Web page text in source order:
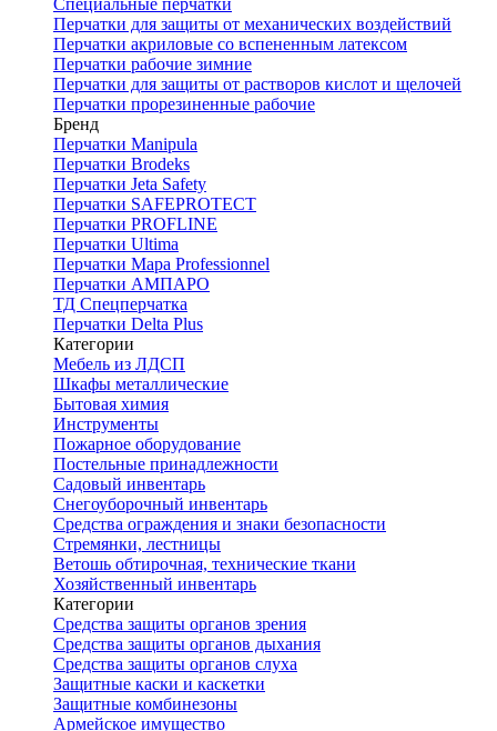
Специальные перчатки
Перчатки для защиты от механических воздействий
Перчатки акриловые со вспененным латексом
Перчатки рабочие зимние
Перчатки для защиты от растворов кислот и щелочей
Перчатки прорезиненные рабочие
Бренд
Перчатки Manipula
Перчатки Brodeks
Перчатки Jeta Safety
Перчатки SAFEPROTECT
Перчатки PROFLINE
Перчатки Ultima
Перчатки Мара Professionnel
Перчатки АМПАРО
ТД Спецперчатка
Перчатки Delta Plus
Категории
Мебель из ЛДСП
Шкафы металлические
Бытовая химия
Инструменты
Пожарное оборудование
Постельные принадлежности
Садовый инвентарь
Снегоуборочный инвентарь
Средства ограждения и знаки безопасности
Стремянки, лестницы
Ветошь обтирочная, технические ткани
Хозяйственный инвентарь
Категории
Средства защиты органов зрения
Средства защиты органов дыхания
Средства защиты органов слуха
Защитные каски и каскетки
Защитные комбинезоны
Армейское имущество